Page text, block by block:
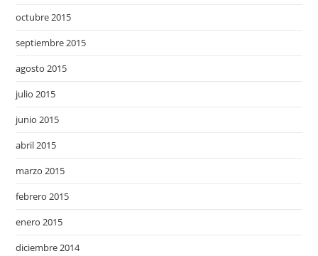
octubre 2015
septiembre 2015
agosto 2015
julio 2015
junio 2015
abril 2015
marzo 2015
febrero 2015
enero 2015
diciembre 2014